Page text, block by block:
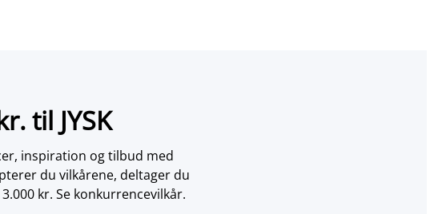
til JYSK
inspiration og tilbud med
du vilkårene, deltager du
kr. Se konkurrencevilkår.